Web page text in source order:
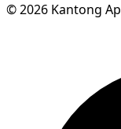
© 2026 Kantong